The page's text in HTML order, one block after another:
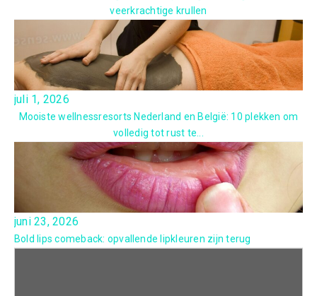
veerkrachtige krullen
juli 1, 2026
Mooiste wellnessresorts Nederland en België: 10 plekken om
volledig tot rust te...
juni 23, 2026
Bold lips comeback: opvallende lipkleuren zijn terug